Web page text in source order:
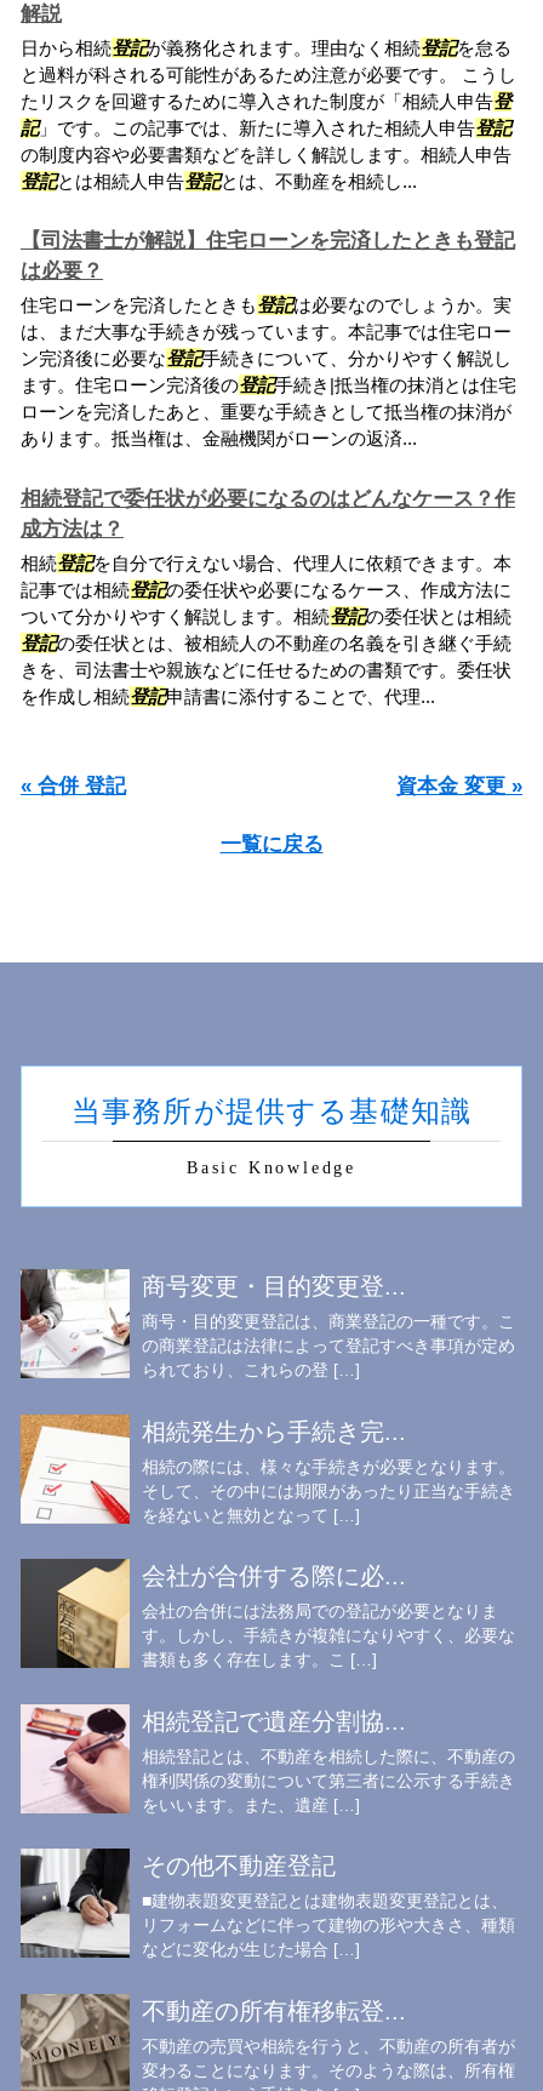
解説
日から相続登記が義務化されます。理由なく相続登記を怠る
と過料が科される可能性があるため注意が必要です。 こうし
たリスクを回避するために導入された制度が「相続人申告登
記」です。この記事では、新たに導入された相続人申告登記
の制度内容や必要書類などを詳しく解説します。相続人申告
登記とは相続人申告登記とは、不動産を相続し...
【司法書士が解説】住宅ローンを完済したときも登記
は必要？
住宅ローンを完済したときも登記は必要なのでしょうか。実
は、まだ大事な手続きが残っています。本記事では住宅ロー
ン完済後に必要な登記手続きについて、分かりやすく解説し
ます。住宅ローン完済後の登記手続き|抵当権の抹消とは住宅
ローンを完済したあと、重要な手続きとして抵当権の抹消が
あります。抵当権は、金融機関がローンの返済...
相続登記で委任状が必要になるのはどんなケース？作
成方法は？
相続登記を自分で行えない場合、代理人に依頼できます。本
記事では相続登記の委任状や必要になるケース、作成方法に
ついて分かりやすく解説します。相続登記の委任状とは相続
登記の委任状とは、被相続人の不動産の名義を引き継ぐ手続
きを、司法書士や親族などに任せるための書類です。委任状
を作成し相続登記申請書に添付することで、代理...
« 合併 登記 資本金 変更 »
一覧に戻る
当事務所が提供する基礎知識
Basic Knowledge
商号変更・目的変更登...
商号・目的変更登記は、商業登記の一種です。こ
の商業登記は法律によって登記すべき事項が定め
られており、これらの登 […]
相続発生から手続き完...
相続の際には、様々な手続きが必要となります。
そして、その中には期限があったり正当な手続き
を経ないと無効となって […]
会社が合併する際に必...
会社の合併には法務局での登記が必要となりま
す。しかし、手続きが複雑になりやすく、必要な
書類も多く存在します。こ […]
相続登記で遺産分割協...
相続登記とは、不動産を相続した際に、不動産の
権利関係の変動について第三者に公示する手続き
をいいます。また、遺産 […]
その他不動産登記
■建物表題変更登記とは建物表題変更登記とは、
リフォームなどに伴って建物の形や大きさ、種類
などに変化が生じた場合 […]
不動産の所有権移転登...
不動産の売買や相続を行うと、不動産の所有者が
変わることになります。そのような際は、所有権